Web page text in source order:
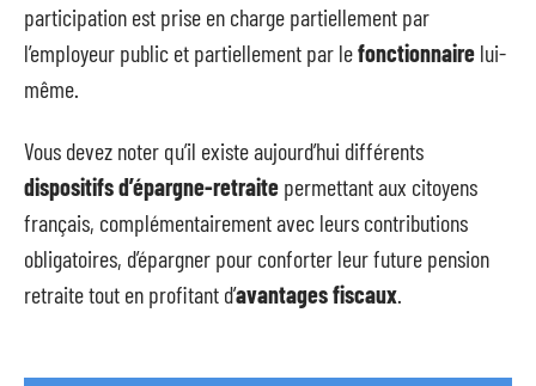
participation est prise en charge partiellement par
l’employeur public et partiellement par lefonctionnaire lui-
même.
Vous devez noter qu’il existe aujourd’hui différents
dispositifs d’épargne-retraite permettant aux citoyens
français, complémentairement avec leurs contributions
obligatoires, d’épargner pour conforter leur future pension
retraite tout en profitant d’avantages fiscaux.